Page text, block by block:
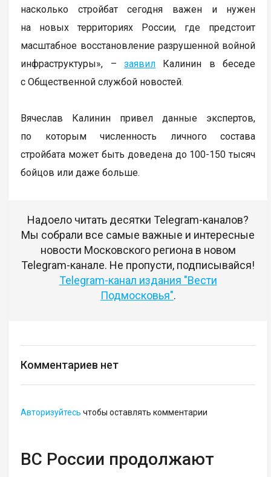
насколько стройбат сегодня важен и нужен
на новых территориях России, где предстоит
масштабное восстановление разрушенной войной
инфраструктуры», –заявил Калинин в беседе
с Общественной службой новостей.
Вячеслав Калинин привел данные экспертов,
по которым численность личного состава
стройбата может быть доведена до 100-150 тысяч
бойцов или даже больше.
Надоело читать десятки Telegram-каналов?
Мы собрали все самые важные и интересные
новости Московского региона в новом
Telegram-канале. Не пропусти, подписывайся!
Telegram-канал издания "Вести
Подмосковья".
Комментариев нет
Авторизуйтесь чтобы оставлять комментарии
ВС России продолжают